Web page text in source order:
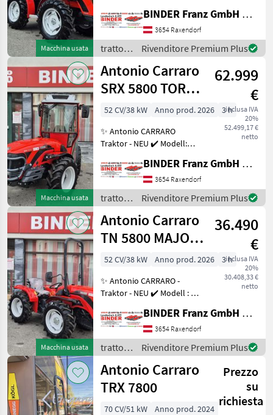
Macchina usata
VINOSTAR ✔️ in
serienmäßiger Ausführung
✔️ mit 3-Zylinder YANMAR
Dieselmotor ✔️ Leistung :
25, 7PS,
BINDER Franz GmbH & CoKG
3654 Raxendorf
trattori
/
Antonio
Carraro
Rivenditore Premium Plus
Macchina usata
Antonio Carraro
SRX 5800 TORA
mit XLRedCab -
Kabine
62.999
€
inclusa IVA
20%
52.499,17 €
netto
52 CV/38 kW Anno prod. 2026
3 h
✨ Antonio CARRARO
Traktor - NEU ✔️ Modell:
KNICKLENKER mit 4 gleich
gr.Rädern ✔️ mit XL-
REDCAB-Komfort-Kabine ✔️
in serienmäßiger Ausführu
BINDER Franz GmbH & CoKG
3654 Raxendorf
trattori
/
Antonio
Carraro
Rivenditore Premium Plus
Macchina usata
Antonio Carraro
TN 5800 MAJOR
StageV
36.490
€
inclusa IVA
20%
30.408,33 €
netto
52 CV/38 kW Anno prod. 2026
3 h
✨ Antonio CARRARO -
Traktor - NEU ✔️ Modell : TN
Frontlenker mit 4 gleich
großen Rädern ✔️ in
serienmäßiger Ausführung
✔️ Allradantrieb ✔️
BINDER Franz GmbH & CoKG
3654 Raxendorf
trattori
/
Antonio
Carraro
Rivenditore Premium Plus
Antonio Carraro
TRX 7800
Prezzo
su
richiesta
70 CV/51 kW
Anno prod. 2024